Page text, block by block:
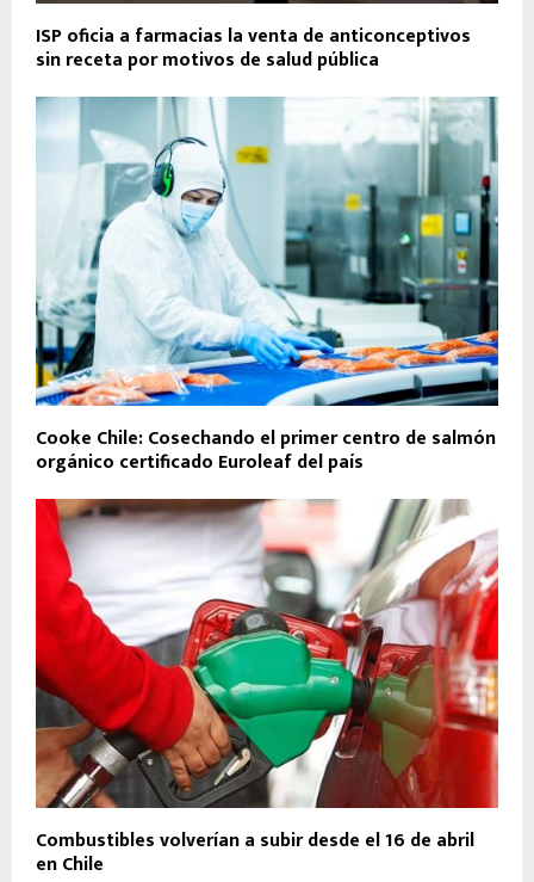
ISP oficia a farmacias la venta de anticonceptivos
sin receta por motivos de salud pública
Cooke Chile: Cosechando el primer centro de salmón
orgánico certificado Euroleaf del país
Combustibles volverían a subir desde el 16 de abril
en Chile